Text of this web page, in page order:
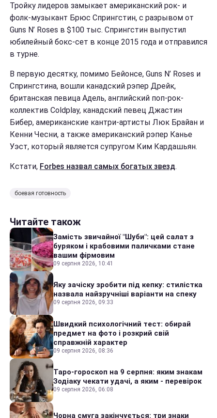
Тройку лидеров замыкает американский рок- и
фолк-музыкант Брюс Спрингстин, с разрывом от
Guns N’ Roses в $100 тыс. Спрингстин выпустил
юбилейный бокс-сет в конце 2015 года и отправился
в турне.
В первую десятку, помимо Бейонсе, Guns N’ Roses и
Спрингстина, вошли канадский рэпер Дрейк,
британская певица Адель, английский поп-рок-
коллектив Coldplay, канадский певец Джастин
Бибер, американские кантри-артисты Люк Брайан и
Кенни Чесни, а также американский рэпер Канье
Уэст, который является супругом Ким Кардашьян.
Кстати, Forbes назвал самых богатых звезд.
боевая готовность
Читайте також
Замість звичайної "Шуби": цей салат з
буряком і крабовими паличками стане
вашим фірмовим
09 серпня 2026, 10:41
Яку зачіску зробити під кепку: стилістка
назвала найзручніші варіанти на спеку
09 серпня 2026, 09:33
Швидкий психологічний тест: обирай
предмет на фото і розкрий свій
справжній характер
09 серпня 2026, 08:36
Таро-гороскоп на 9 серпня: яким знакам
Зодіаку чекати удачі, а яким - перевірок
09 серпня 2026, 06:08
Чорна смуга закінчується: три знаки